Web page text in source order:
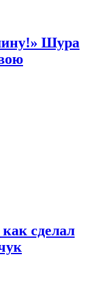
Шура
сделал